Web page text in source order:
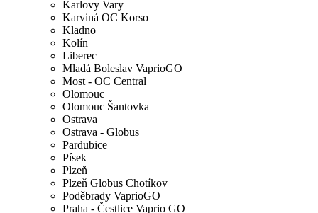
Karlovy Vary
Karviná OC Korso
Kladno
Kolín
Liberec
Mladá Boleslav VaprioGO
Most - OC Central
Olomouc
Olomouc Šantovka
Ostrava
Ostrava - Globus
Pardubice
Písek
Plzeň
Plzeň Globus Chotíkov
Poděbrady VaprioGO
Praha - Čestlice Vaprio GO